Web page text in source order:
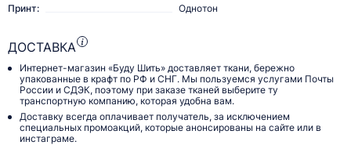
Принт:
Однотон
ДОСТАВКА
Интернет-магазин «Буду Шить» доставляет ткани, бережно
упакованные в крафт по РФ и СНГ. Мы пользуемся услугами Почты
России и СДЭК, поэтому при заказе тканей выберите ту
транспортную компанию, которая удобна вам.
Доставку всегда оплачивает получатель, за исключением
специальных промоакций, которые анонсированы на сайте или в
инстаграме.